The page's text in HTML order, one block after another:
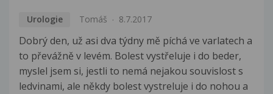
Urologie Tomáš 8.7.2017
Dobrý den, už asi dva týdny mě píchá ve varlatech a
to převážně v levém. Bolest vystřeluje i do beder,
myslel jsem si, jestli to nemá nejakou souvislost s
ledvinami, ale někdy bolest vystreluje i do nohou a